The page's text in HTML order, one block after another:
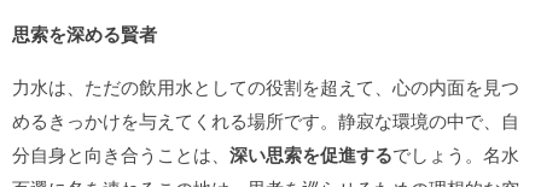
思索を深める賢者
力水は、ただの飲用水としての役割を超えて、心の内面を見つ
めるきっかけを与えてくれる場所です。静寂な環境の中で、自
分自身と向き合うことは、 深い思索を促進するでしょう。名水